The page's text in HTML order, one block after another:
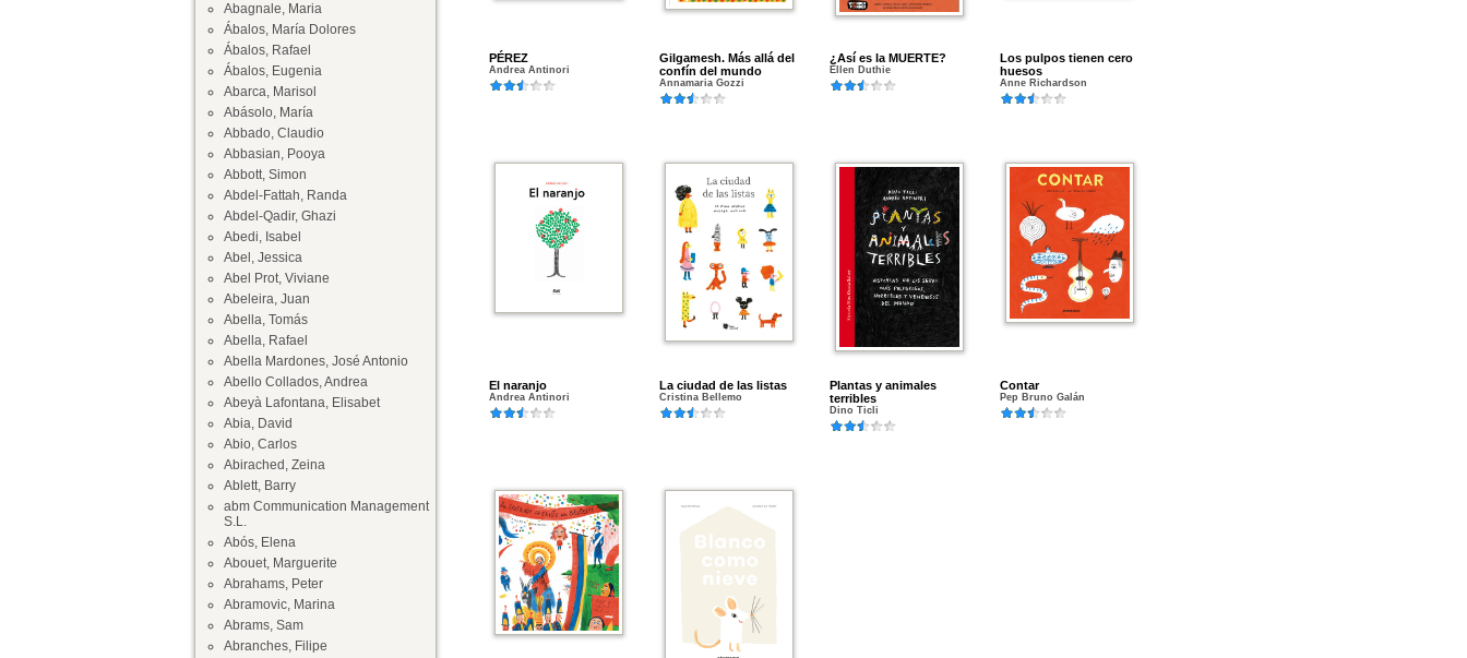
Abagnale, Maria
Ábalos, María Dolores
Ábalos, Rafael
Ábalos, Eugenia
Abarca, Marisol
Abásolo, María
Abbado, Claudio
Abbasian, Pooya
Abbott, Simon
Abdel-Fattah, Randa
Abdel-Qadir, Ghazi
Abedi, Isabel
Abel, Jessica
Abel Prot, Viviane
Abeleira, Juan
Abella, Tomás
Abella, Rafael
Abella Mardones, José Antonio
Abello Collados, Andrea
Abeyà Lafontana, Elisabet
Abia, David
Abio, Carlos
Abirached, Zeina
Ablett, Barry
abm Communication Management
S.L.
Abós, Elena
Abouet, Marguerite
Abrahams, Peter
Abramovic, Marina
Abrams, Sam
Abranches, Filipe
PÉREZ
Andrea Antinori
Gilgamesh. Más allá del
confín del mundo
Annamaria Gozzi
¿Así es la MUERTE?
Ellen Duthie
Los pulpos tienen cero
huesos
Anne Richardson
El naranjo
Andrea Antinori
La ciudad de las listas
Cristina Bellemo
Plantas y animales
terribles
Dino Ticli
Contar
Pep Bruno Galán